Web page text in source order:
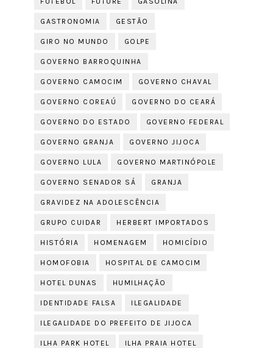
GASTRONOMIA GESTÃO
GIRO NO MUNDO GOLPE
GOVERNO BARROQUINHA
GOVERNO CAMOCIM GOVERNO CHAVAL
GOVERNO COREAÚ GOVERNO DO CEARÁ
GOVERNO DO ESTADO GOVERNO FEDERAL
GOVERNO GRANJA GOVERNO JIJOCA
GOVERNO LULA GOVERNO MARTINÓPOLE
GOVERNO SENADOR SÁ GRANJA
GRAVIDEZ NA ADOLESCÊNCIA
GRUPO CUIDAR HERBERT IMPORTADOS
HISTÓRIA HOMENAGEM HOMICÍDIO
HOMOFOBIA HOSPITAL DE CAMOCIM
HOTEL DUNAS HUMILHAÇÃO
IDENTIDADE FALSA ILEGALIDADE
ILEGALIDADE DO PREFEITO DE JIJOCA
ILHA PARK HOTEL ILHA PRAIA HOTEL